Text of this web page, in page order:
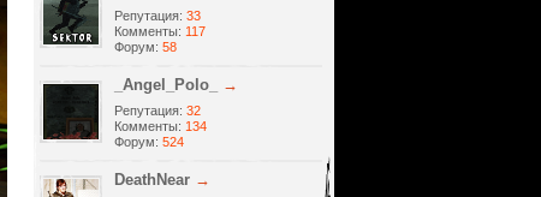
Репутация: 33
Комменты: 117
Форум: 58
_Angel_Polo_ →
Репутация: 32
Комменты: 134
Форум: 524
DeathNear →